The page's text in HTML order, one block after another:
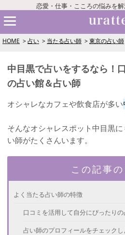
恋愛・仕事・こころの悩みを
HOME 占い 当たる占い師 東京の占い師
中目黒で占いをするなら！
の占い館＆占い師
オシャレなカフェや飲食店が多い
そんなオシャレスポット中目黒
い師がたくさんいます。
この記事
よく当たる占い師の特徴
口コミを活用して自分にぴったりの
占い師のプロフィールをチェックし